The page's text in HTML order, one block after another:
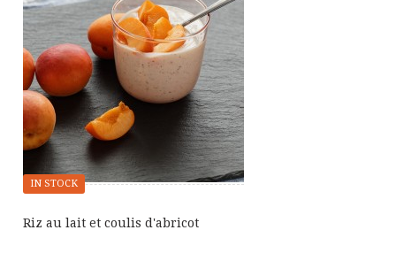
Riz au lait et coulis d'abricot
IN STOCK